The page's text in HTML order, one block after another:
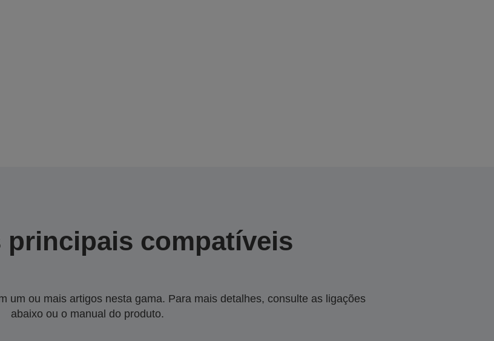
principais compatíveis
um ou mais artigos nesta gama. Para mais detalhes, consulte as ligações
abaixo ou o manual do produto.